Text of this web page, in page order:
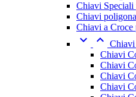
Chiavi Speciali
Chiavi
Chiavi a Croce
  Chiavi
Chiavi
Chiavi
Chiavi
Chiavi